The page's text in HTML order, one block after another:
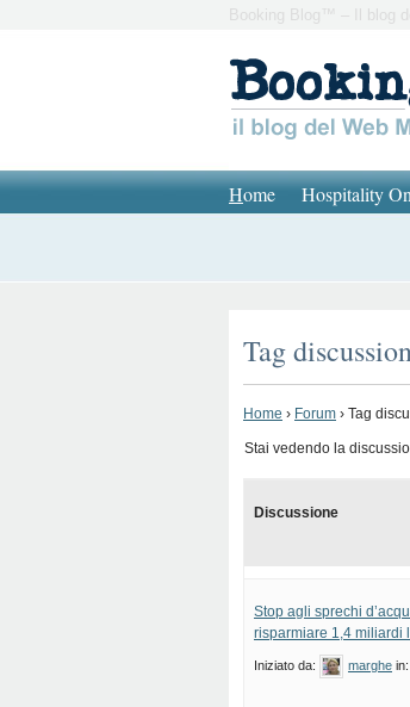
Booking Blog™ – Il blog
Home Hospitality
Tag
Home › Forum › Tag
Stai vedendo la
Discussione
Stop agli sprechi
risparmiare 1,4 miliardi
Iniziato da: marghe in: